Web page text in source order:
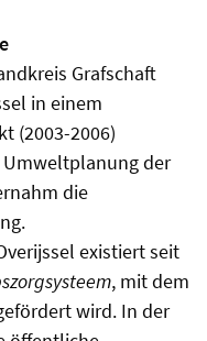
Grafschaft
in einem
(2003-2006)
der
die
existiert seit
, mit dem
wird. In der